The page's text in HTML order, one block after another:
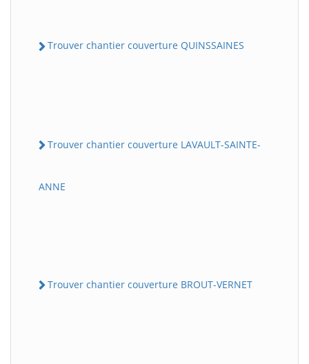
Trouver chantier couverture QUINSSAINES
Trouver chantier couverture LAVAULT-SAINTE-
ANNE
Trouver chantier couverture BROUT-VERNET